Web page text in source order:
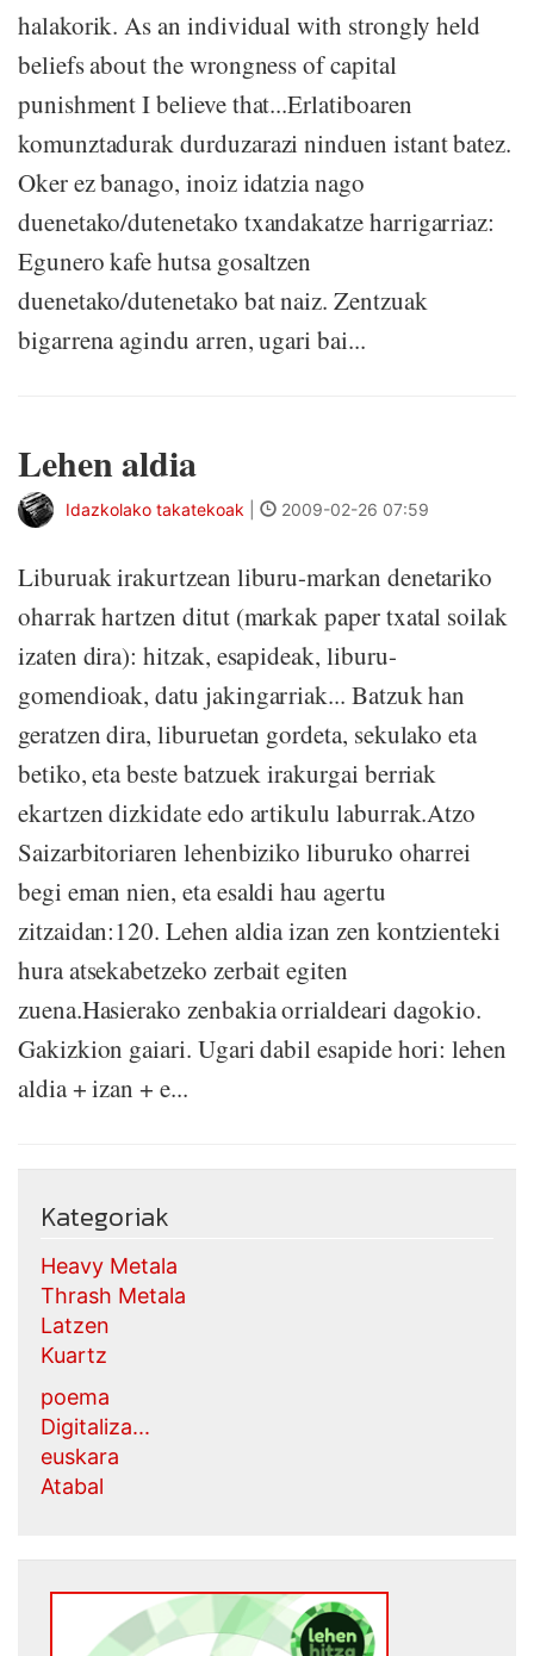
halakorik. As an individual with strongly held
beliefs about the wrongness of capital
punishment I believe that...Erlatiboaren
komunztadurak durduzarazi ninduen istant batez.
Oker ez banago, inoiz idatzia nago
duenetako/dutenetako txandakatze harrigarriaz:
Egunero kafe hutsa gosaltzen
duenetako/dutenetako bat naiz. Zentzuak
bigarrena agindu arren, ugari bai...
Lehen aldia
Idazkolako takatekoak 2009-02-26 07:59
Liburuak irakurtzean liburu-markan denetariko
oharrak hartzen ditut (markak paper txatal soilak
izaten dira): hitzak, esapideak, liburu-
gomendioak, datu jakingarriak... Batzuk han
geratzen dira, liburuetan gordeta, sekulako eta
betiko, eta beste batzuek irakurgai berriak
ekartzen dizkidate edo artikulu laburrak.Atzo
Saizarbitoriaren lehenbiziko liburuko oharrei
begi eman nien, eta esaldi hau agertu
zitzaidan:120. Lehen aldia izan zen kontzienteki
hura atsekabetzeko zerbait egiten
zuena.Hasierako zenbakia orrialdeari dagokio.
Gakizkion gaiari. Ugari dabil esapide hori: lehen
aldia + izan + e...
Kategoriak
Heavy Metala
Thrash Metala
Latzen
Kuartz
poema
Digitaliza...
euskara
Atabal